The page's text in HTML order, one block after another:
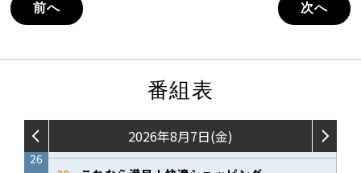
前へ 次へ
番組表